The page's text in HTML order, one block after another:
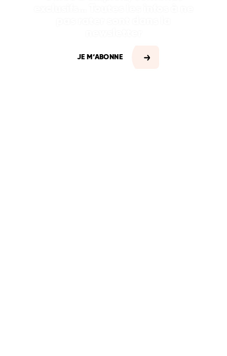
JE M‘ABONNE